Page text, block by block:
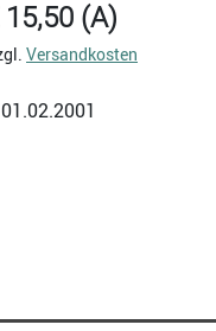
(A)
Versandkosten